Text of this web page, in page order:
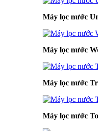
Máy lọc nước
Máy lọc nước
Máy lọc nước
Máy lọc nước